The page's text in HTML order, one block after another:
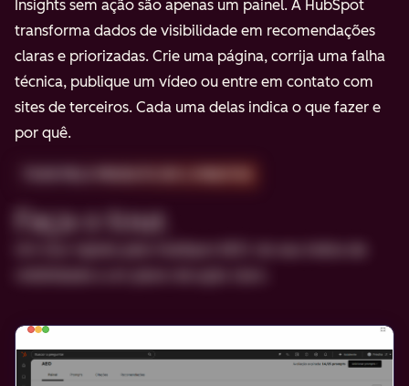
Insights sem ação são apenas um painel. A HubSpot
transforma dados de visibilidade em recomendações
claras e priorizadas. Crie uma página, corrija uma falha
técnica, publique um vídeo ou entre em contato com
sites de terceiros. Cada uma delas indica o que fazer e
por quê.
Faça o tour.